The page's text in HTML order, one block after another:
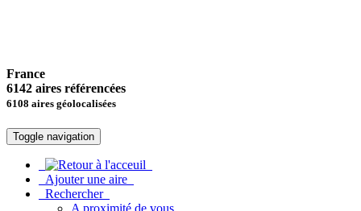
France
6142 aires référencées
6108 aires géolocalisées
Toggle navigation
Ajouter une aire
Rechercher
A proximité de vous